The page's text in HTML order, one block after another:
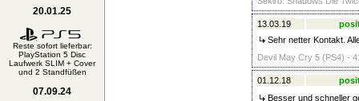
20.01.25
Reste sofort lieferbar:
PlayStation 5 Disc
Laufwerk SLIM + Cover
und 2 Standfüßen
07.09.24
13.03.19
Sehr netter Kontakt.
Devil May Cry 5 (PS4) -
01.12.18
Besser und schneller